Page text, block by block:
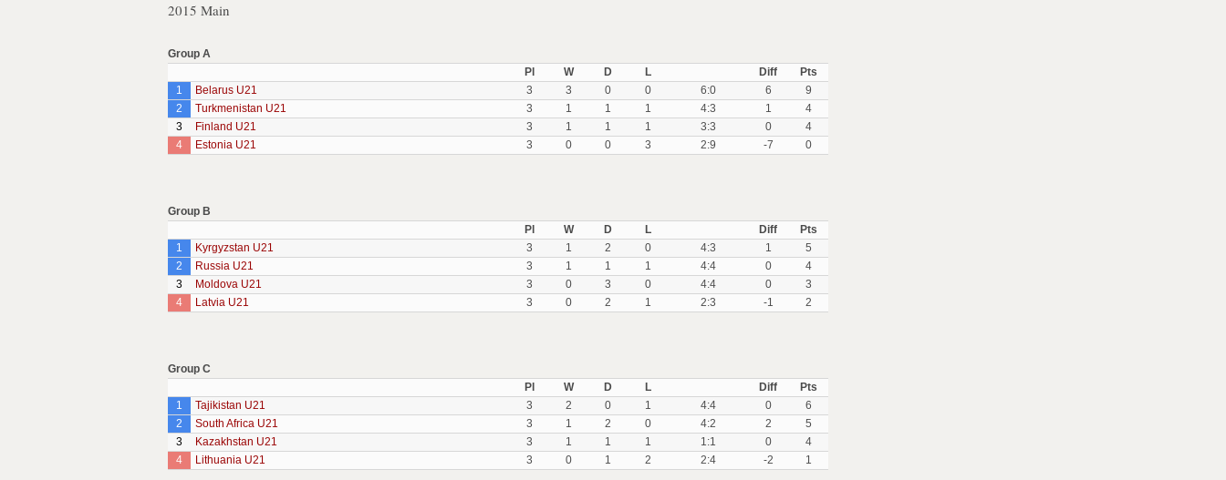
2015 Main
Group A
Pl
W D L Diff
Pts
1
Belarus U21 3 3 0 0 6:0 6
9
2
Turkmenistan U21 3 1 1 1 4:3 1
4
3
Finland U21 3 1 1 1 3:3 0
4
4
Estonia U21 3 0 0 3 2:9 -7 0
Group B
Pl
W D L Diff
Pts
1
Kyrgyzstan U21 3 1 2 0 4:3 1
5
2
Russia U21 3 1 1 1 4:4 0
4
3
Moldova U21 3 0 3 0 4:4 0
3
4
Latvia U21 3 0 2 1 2:3 -1 2
Group C
Pl
W D L Diff
Pts
1
Tajikistan U21 3 2 0 1 4:4 0
6
2
South Africa U21 3 1 2 0 4:2 2
5
3
Kazakhstan U21 3 1 1 1 1:1 0
4
4
Lithuania U21 3 0 1 2 2:4 -2 1